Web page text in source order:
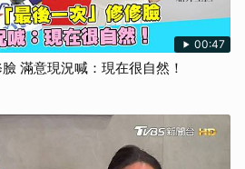
00:47
滿意現況喊：現在很自然！